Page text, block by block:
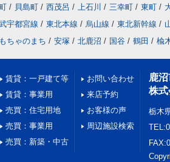
/ 貝島町 / 西茂呂 / 上石川 / 三幸町 / 東町 /
宇都宮線 / 東北本線 / 烏山線 / 東北新幹線 /
ちゃのまち / 安塚 / 北鹿沼 / 国谷 / 鶴田 / 楡
賃貸：一戸建て等
賃貸：事業用
売買：住宅用地
売買：事業用
売買：新築・中古
お問い合わせ
来店予約
お客様の声
周辺施設検索
鹿
株
栃木